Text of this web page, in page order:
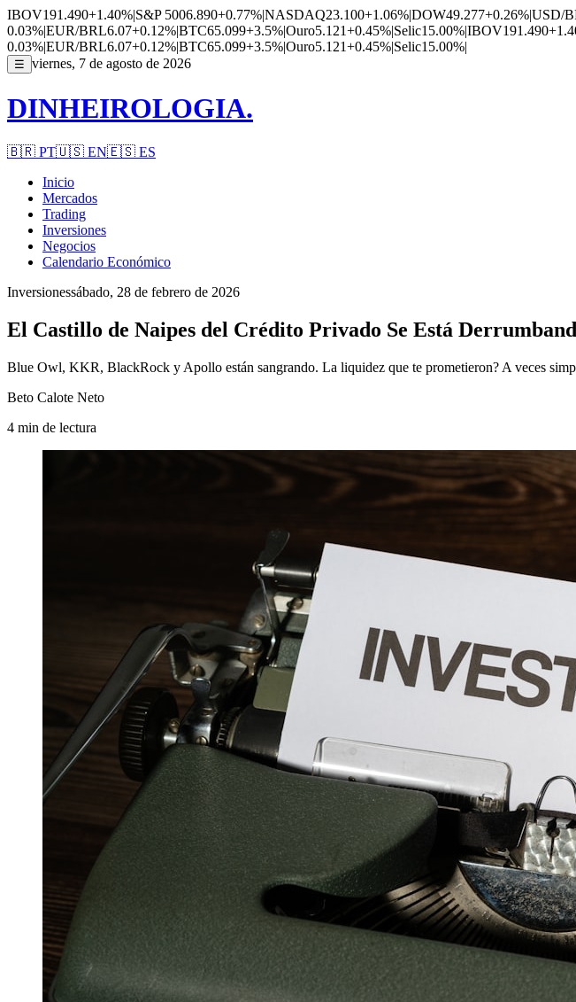
IBOV191.490+1.40%|S&P 5006.890+0.77%|NASDAQ23.100+1.06%|DOW49.277+0.26%|USD/
0.03%|EUR/BRL6.07+0.12%|BTC65.099+3.5%|Ouro5.121+0.45%|Selic15.00%|IBOV191.490
0.03%|EUR/BRL6.07+0.12%|BTC65.099+3.5%|Ouro5.121+0.45%|Selic15.00%|
☰ viernes, 7 de agosto de 2026
DINHEIROLOGIA.
🇧🇷 PT🇺🇸 EN🇪🇸 ES
Inicio
Mercados
Trading
Inversiones
Negocios
Calendario Económico
Inversionessábado, 28 de febrero de 2026
El Castillo de Naipes del Crédito Privado Se Está
Blue Owl, KKR, BlackRock y Apollo están sangrando. La liquidez que te prometieron? A veces
Beto Calote Neto
4 min de lectura